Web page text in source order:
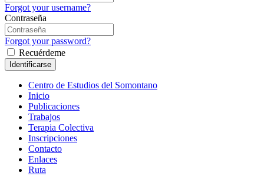
Forgot your username?
Contraseña
Forgot your password?
Recuérdeme
Centro de Estudios del Somontano
Inicio
Publicaciones
Trabajos
Terapia Colectiva
Inscripciones
Contacto
Enlaces
Ruta